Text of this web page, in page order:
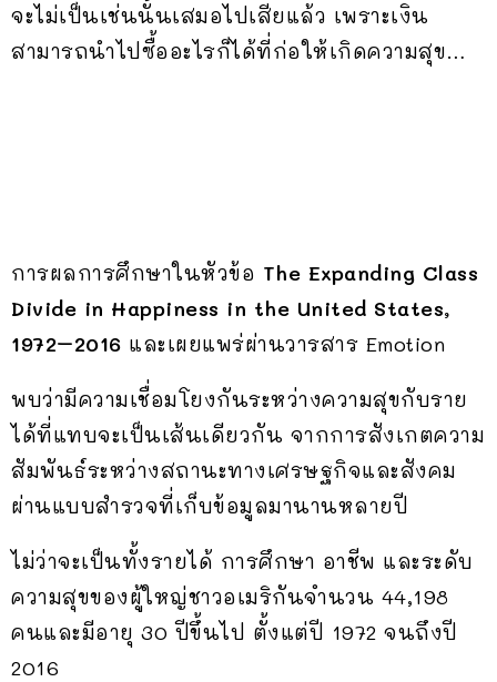
จะไม่เป็นเช่นนั้นเสมอไปเสียแล้ว เพราะเงิน
สามารถนำไปซื้ออะไรก็ได้ที่ก่อให้เกิดความสุข…
การผลการศึกษาในหัวข้อ The Expanding Class
Divide in Happiness in the United States,
1972–2016 และเผยแพร่ผ่านวารสาร Emotion
พบว่ามีความเชื่อมโยงกันระหว่างความสุขกับราย
ได้ที่แทบจะเป็นเส้นเดียวกัน จากการสังเกตความ
สัมพันธ์ระหว่างสถานะทางเศรษฐกิจและสังคม
ผ่านแบบสำรวจที่เก็บข้อมูลมานานหลายปี
ไม่ว่าจะเป็นทั้งรายได้ การศึกษา อาชีพ และระดับ
ความสุขของผู้ใหญ่ชาวอเมริกันจำนวน 44,198
คนและมีอายุ 30 ปีขึ้นไป ตั้งแต่ปี 1972 จนถึงปี
2016